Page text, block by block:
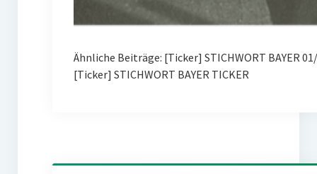
Ähnliche Beiträge: [Ticker] STICHWORT BAYER
[Ticker] STICHWORT BAYER TICKER